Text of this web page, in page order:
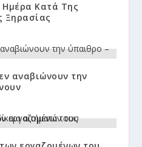
Ημέρα Κατά Της
Ξηρασίας
αναβιώνουν την